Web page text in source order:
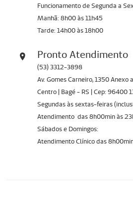
Funcionamento de Segunda a
Manhã: 8h00 às 11h45
Tarde: 14h00 às 18h00
Pronto Atendimento
(53) 3312-3898
Av. Gomes Carneiro, 1350 Anexo
Centro | Bagé - RS | Cep: 96400
Segundas às sextas-feiras
Atendimento das 8h00min às
Sábados e Domingos:
Atendimento Clínico das